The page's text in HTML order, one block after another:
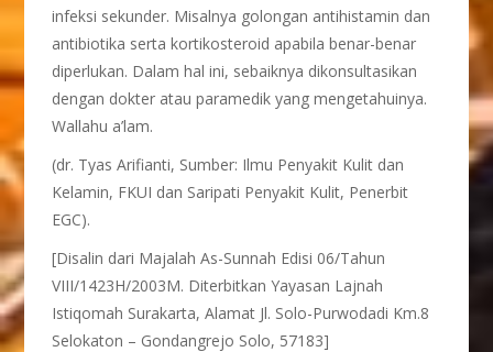
infeksi sekunder. Misalnya golongan antihistamin dan
antibiotika serta kortikosteroid apabila benar-benar
diperlukan. Dalam hal ini, sebaiknya dikonsultasikan
dengan dokter atau paramedik yang mengetahuinya.
Wallahu a’lam.
(dr. Tyas Arifianti, Sumber: Ilmu Penyakit Kulit dan
Kelamin, FKUI dan Saripati Penyakit Kulit, Penerbit
EGC).
[Disalin dari Majalah As-Sunnah Edisi 06/Tahun
VIII/1423H/2003M. Diterbitkan Yayasan Lajnah
Istiqomah Surakarta, Alamat Jl. Solo-Purwodadi Km.8
Selokaton – Gondangrejo Solo, 57183]